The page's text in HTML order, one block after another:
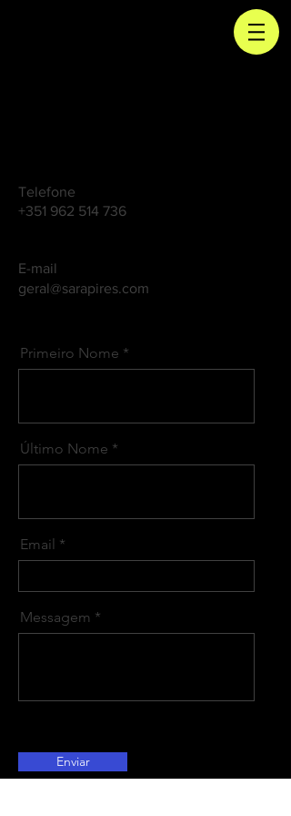
Telefone
+351 962 514 736
E-mail
geral@sarapires.com
Primeiro Nome
Último Nome
Email
Messagem
Enviar